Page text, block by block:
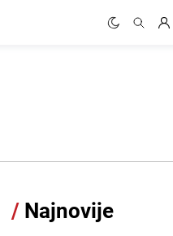
/ Najnovije